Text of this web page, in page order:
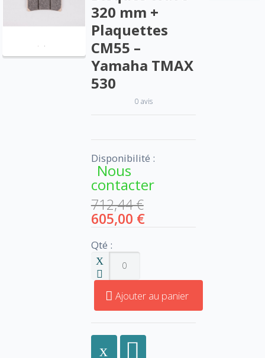
320 mm +
Plaquettes
CM55 –
Yamaha TMAX
530
0 avis
Disponibilité :
Nous
contacter
712,44 €
605,00 €
Qté :
Ajouter au panier